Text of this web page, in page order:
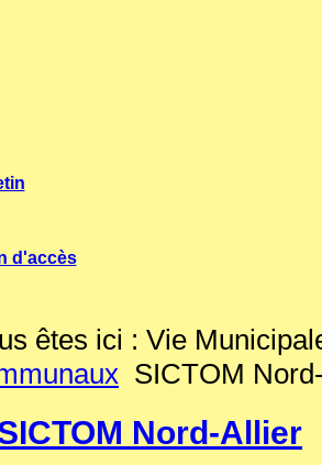
d'accès
êtes ici : Vie
SICTOM
Nord-Allier